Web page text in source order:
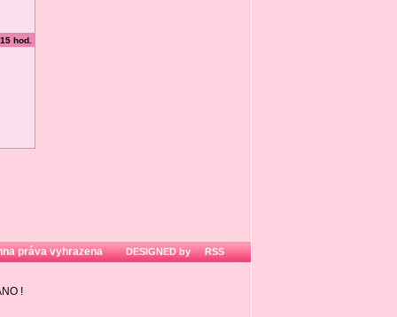
hod.
práva vyhrazena DESIGNED by RSS
!